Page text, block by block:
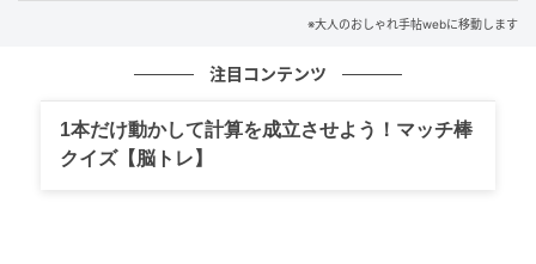
クセサリーの存在感がアップ。YUKAKOさんが手がけ
るブランドのコットンパールは、日常にもハレの日に
※大人のおしゃれ手帖webに移動します
注目コンテンツ
1本だけ動かして計算を成立させよう！マッチ棒
クイズ【脳トレ】